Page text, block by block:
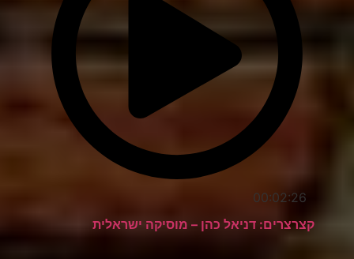
00:02:26
קצרצרים: דניאל כהן – מוסיקה ישראלית